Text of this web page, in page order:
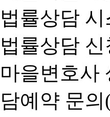
법률상담
법률상담 신
마을변호사
담예약 문의